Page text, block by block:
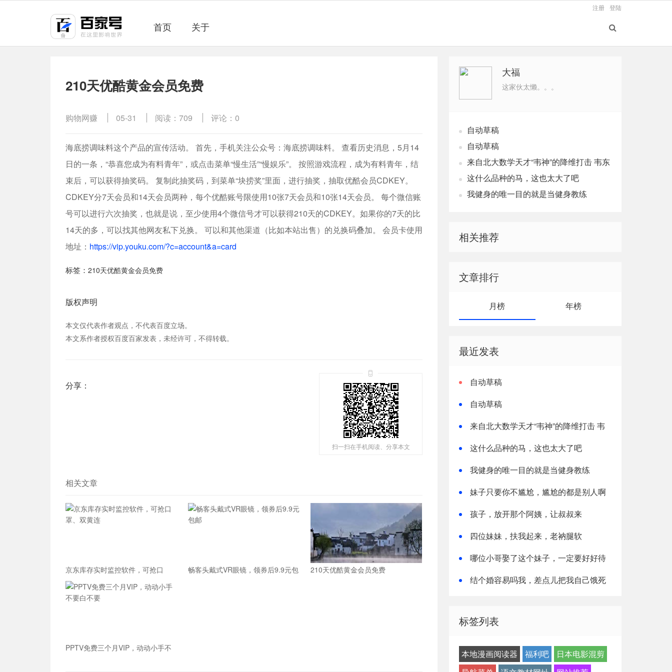
登陆
注册
首页 关于
210天优酷黄金会员免费
购物网赚 05-31 阅读：709 评论：0
海底捞调味料这个产品的宣传活动。 首先，手机关注公众号：海底捞调味料。 查看历史消息，5月14
日的一条，“恭喜您成为有料青年”，或点击菜单“慢生活”“慢娱乐”。 按照游戏流程，成为有料青年，结
束后，可以获得抽奖码。 复制此抽奖码，到菜单“块捞奖”里面，进行抽奖，抽取优酷会员CDKEY。
CDKEY分7天会员和14天会员两种，每个优酷账号限使用10张7天会员和10张14天会员。 每个微信账
号可以进行六次抽奖，也就是说，至少使用4个微信号才可以获得210天的CDKEY。如果你的7天的比
14天的多，可以找其他网友私下兑换。 可以和其他渠道（比如本站出售）的兑换码叠加。 会员卡使用
地址： https://vip.youku.com/?c=account&a=card
标签： 210天优酷黄金会员免费
版权声明
本文仅代表作者观点，不代表百度立场。
本文系作者授权百度百家发表，未经许可，不得转载。
分享：
扫一扫在手机阅读、分享本文
相关文章
京东库存实时监控软件，可抢口
罩、双黄连
畅客头戴式VR眼镜，领券后9.9元包
210天优酷黄金会员免费
PPTV免费三个月VIP，动动小手不
大福
这家伙太懒。。。
自动草稿
自动草稿
来自北大数学天才“韦神”的降维打击 韦东
奕个人资料
这什么品种的马，这也太大了吧
我健身的唯一目的就是当健身教练
相关推荐
文章排行
月榜 年榜
最近发表
自动草稿
自动草稿
来自北大数学天才“韦神”的降维打击 韦
这什么品种的马，这也太大了吧
我健身的唯一目的就是当健身教练
妹子只要你不尴尬，尴尬的都是别人啊
孩子，放开那个阿姨，让叔叔来
四位妹妹，扶我起来，老衲腿软
哪位小哥娶了这个妹子，一定要好好待
结个婚容易吗我，差点儿把我自己饿死
标签列表
本地漫画阅读器 福利吧
日本电影混剪